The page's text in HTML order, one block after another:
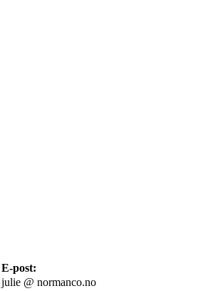
E-post:
julie @ normanco.no